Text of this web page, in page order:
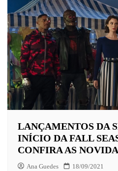
LANÇAMENTOS DA
INÍCIO DA FALL
CONFIRA AS
Ana Guedes 18/09/2021